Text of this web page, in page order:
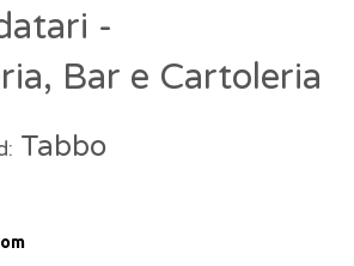
-
Bar e Cartoleria
Tabbo